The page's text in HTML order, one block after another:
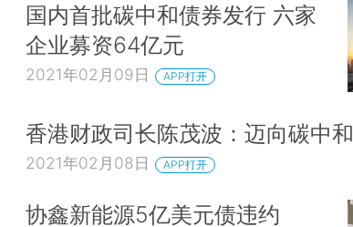
国内首批碳中和债券发行 六家
企业募资64亿元
2021年02月09日 APP打开
香港财政司长陈茂波：迈向碳中和
2021年02月08日 APP打开
协鑫新能源5亿美元债违约